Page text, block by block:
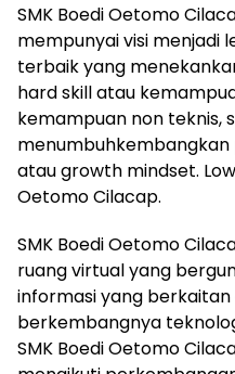
SMK Boedi Oetomo
mempunyai visi menjadi
terbaik yang
hard skill atau
kemampuan non teknis,
atau growth mindset.
Oetomo Cilacap.
SMK Boedi Oetomo
ruang virtual yang
informasi yang berkaitan
berkembangnya
SMK Boedi Oetomo